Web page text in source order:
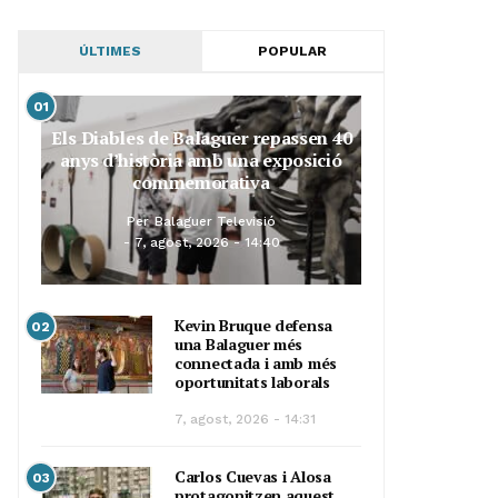
ÚLTIMES POPULAR
01
Els Diables de Balaguer repassen 40
anys d’història amb una exposició
commemorativa
Per Balaguer Televisió
7, agost, 2026 - 14:40
02
Kevin Bruque defensa
una Balaguer més
connectada i amb més
oportunitats laborals
7, agost, 2026 - 14:31
03
Carlos Cuevas i Alosa